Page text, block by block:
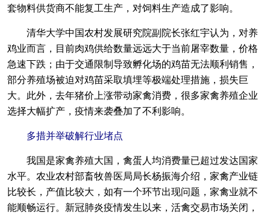
套物料供货商不能复工生产，对饲料生产造成了影响。
清华大学中国农村发展研究院副院长张红宇认为，对养
鸡业而言，目前肉鸡供给数量远远大于当前屠宰数量，价格
急速下跌；由于交通限制导致孵化场的鸡苗无法顺利销售，
部分养殖场被迫对鸡苗采取填埋等极端处理措施，损失巨
大。此外，去年猪价上涨带动家禽消费，很多家禽养殖企业
选择大幅扩产，疫情来袭叠加了不利影响。
多措并举破解行业堵点
我国是家禽养殖大国，禽蛋人均消费量已超过发达国家
水平。农业农村部畜牧兽医局局长杨振海介绍，家禽产业链
比较长，产值比较大，如有一个环节出现问题，家禽业就不
能顺畅运行。新冠肺炎疫情发生以来，活禽交易市场关闭，